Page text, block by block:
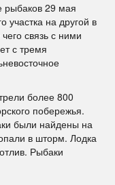
рыбаков 29 мая
участка на другой в
связь с ними
с тремя
более 800
побережья.
были найдены на
в шторм. Лодка
Рыбаки